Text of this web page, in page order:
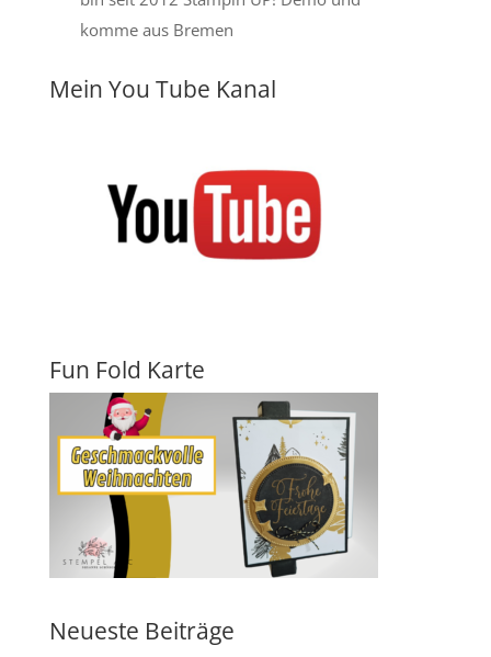
komme aus Bremen
Mein You Tube Kanal
Fun Fold Karte
Neueste Beiträge